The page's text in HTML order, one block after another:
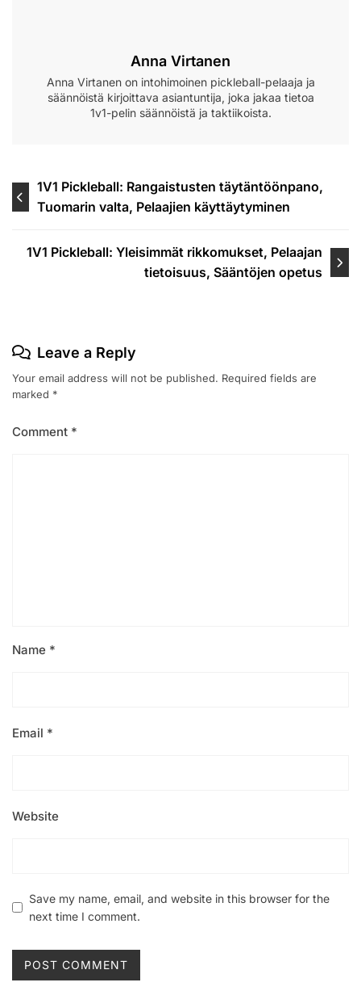
Anna Virtanen
Anna Virtanen on intohimoinen pickleball-pelaaja ja
säännöistä kirjoittava asiantuntija, joka jakaa tietoa
1v1-pelin säännöistä ja taktiikoista.
Post
navigation
1V1 Pickleball: Rangaistusten täytäntöönpano,
Tuomarin valta, Pelaajien käyttäytyminen
1V1 Pickleball: Yleisimmät rikkomukset, Pelaajan
tietoisuus, Sääntöjen opetus
Leave a Reply
Your email address will not be published. Required fields are
marked *
Comment *
Name *
Email *
Website
Save my name, email, and website in this browser for the
next time I comment.